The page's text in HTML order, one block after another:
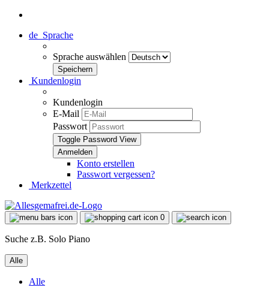
de Sprache
Sprache auswählen
Kundenlogin
Kundenlogin
E-Mail
Passwort
Toggle Password View
Konto erstellen
Passwort vergessen?
Merkzettel
0
Suche z.B. Solo Piano
Alle
Alle